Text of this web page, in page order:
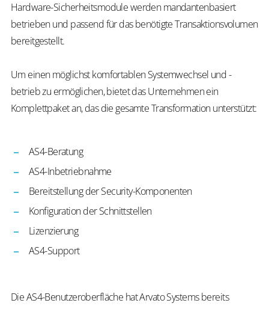
Hardware-Sicherheitsmodule werden mandantenbasiert
betrieben und passend für das benötigte Transaktionsvolumen
bereitgestellt.
Um einen möglichst komfortablen Systemwechsel und -
betrieb zu ermöglichen, bietet das Unternehmen ein
Komplettpaket an, das die gesamte Transformation unterstützt:
AS4-Beratung
AS4-Inbetriebnahme
Bereitstellung der Security-Komponenten
Konfiguration der Schnittstellen
Lizenzierung
AS4-Support
Die AS4-Benutzeroberfläche hat Arvato Systems bereits